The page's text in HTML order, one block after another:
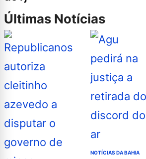
Últimas Notícias
NOTÍCIAS DA BAHIA